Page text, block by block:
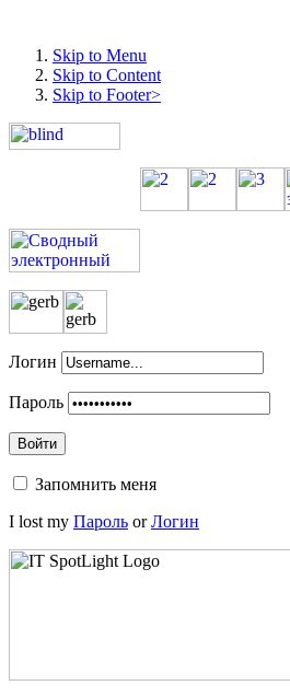
Skip to Menu
Skip to Content
Skip to Footer>
Логин
Пароль
Войти
Запомнить меня
I lost my Пароль orЛогин